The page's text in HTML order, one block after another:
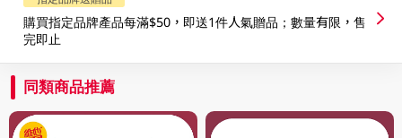
購買指定品牌產品每滿$50，即送1件人氣贈品；數量有限，售
完即止
同類商品推薦